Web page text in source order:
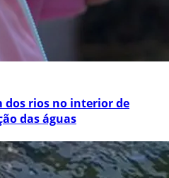
dos rios no interior de
das águas